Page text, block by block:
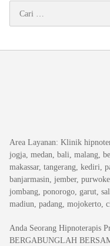
untuk:
Area Layanan: Klinik
jogja, medan, bali, malang,
makassar, tangerang, kediri,
banjarmasin, jember,
jombang, ponorogo, garut,
madiun, padang, mojokerto,
Anda Seorang Hipnoterapis
BERGABUNGLAH